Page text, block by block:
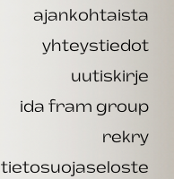
ajankohtaista
yhteystiedot
uutiskirje
ida fram group
rekry
tietosuojaseloste